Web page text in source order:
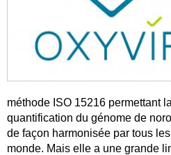
méthode ISO 15216 permettant
quantification du génome de
de façon harmonisée par tous
monde. Mais elle a une grande